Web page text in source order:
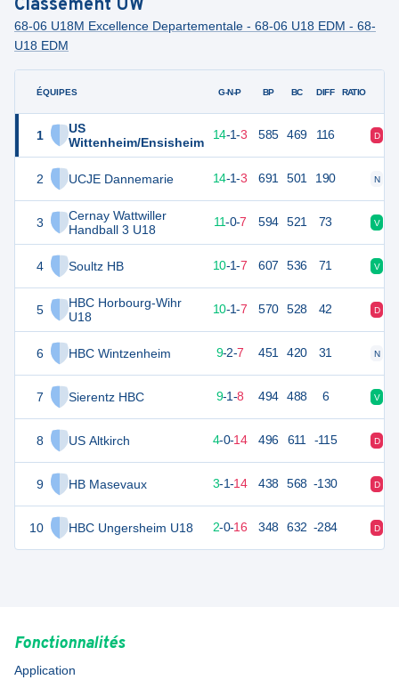
Classement UW
68-06 U18M Excellence Departementale - 68-06 U18 EDM - 68-
U18 EDM
ÉQUIPES
1
US
Wittenheim/Ensisheim
2 UCJE Dannemarie
3
Cernay Wattwiller
Handball 3 U18
4 Soultz HB
5
HBC Horbourg-Wihr
U18
6 HBC Wintzenheim
7 Sierentz HBC
8 US Altkirch
9 HB Masevaux
10 HBC Ungersheim U18
G-N-P BP BC DIFF RATIO
47 18 14-1-3 585 469 116 D
47 14-1-3 691 501 190 N
40 11-0-7 594 521 73 V
10-1-7 607 536 71 V
39 10-1-7 570 528 42 D
37 9-2-7 451 420 31 N
9-1-8 494 488 6 V
4-0-14 496 611 -115 D
3-1-14 438 568 -130 D
22 18 2-0-16 348 632 -284 D
Fonctionnalités
Application